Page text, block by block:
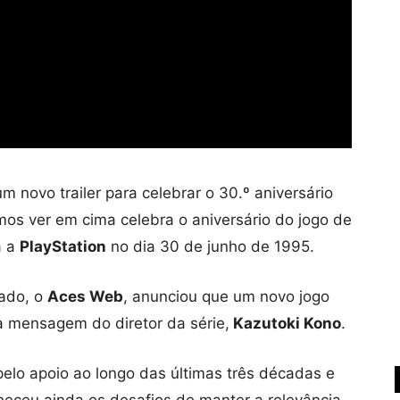
novo trailer para celebrar o 30.º aniversário
ver em cima celebra o aniversário do jogo de
a PlayStation no dia 30 de junho de 1995.
o Aces Web, anunciou que um novo jogo
do diretor da série, Kazutoki Kono.
apoio ao longo das últimas três décadas e